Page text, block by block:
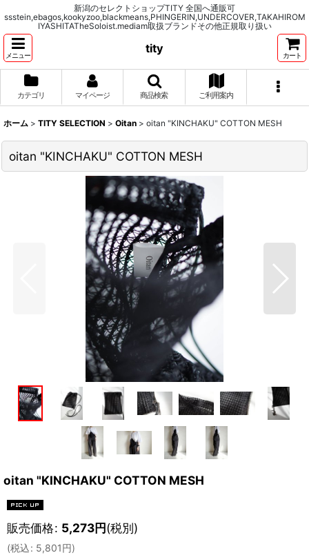
新潟のセレクトショップTITY 全国へ通販可
ssstein,ebagos,kookyzoo,blackmeans,PHINGERIN,UNDERCOVER,TAKAHIROM
IYASHITATheSoloist.mediam取扱ブランドその他正規取り扱い
メニュー
tity
カート
カテゴリ マイページ 商品検索 ご利用案内
ホーム > TITY SELECTION > Oitan > oitan "KINCHAKU" COTTON MESH
oitan "KINCHAKU" COTTON MESH
oitan "KINCHAKU" COTTON MESH
販売価格: 5,273円(税別)
(税込: 5,801円)